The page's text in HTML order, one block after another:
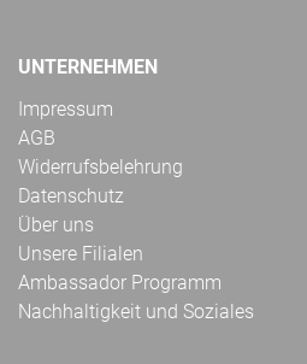
UNTERNEHMEN
Impressum
AGB
Widerrufsbelehrung
Datenschutz
Über uns
Unsere Filialen
Ambassador Programm
Nachhaltigkeit und Soziales